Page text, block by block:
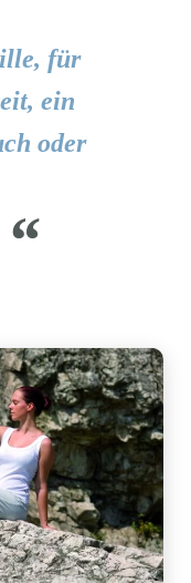
für
ein
oder